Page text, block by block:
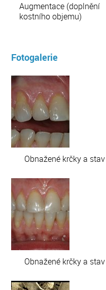
Augmentace (doplnění
kostního objemu)
Fotogalerie
Obnažené krčky a
Obnažené krčky a